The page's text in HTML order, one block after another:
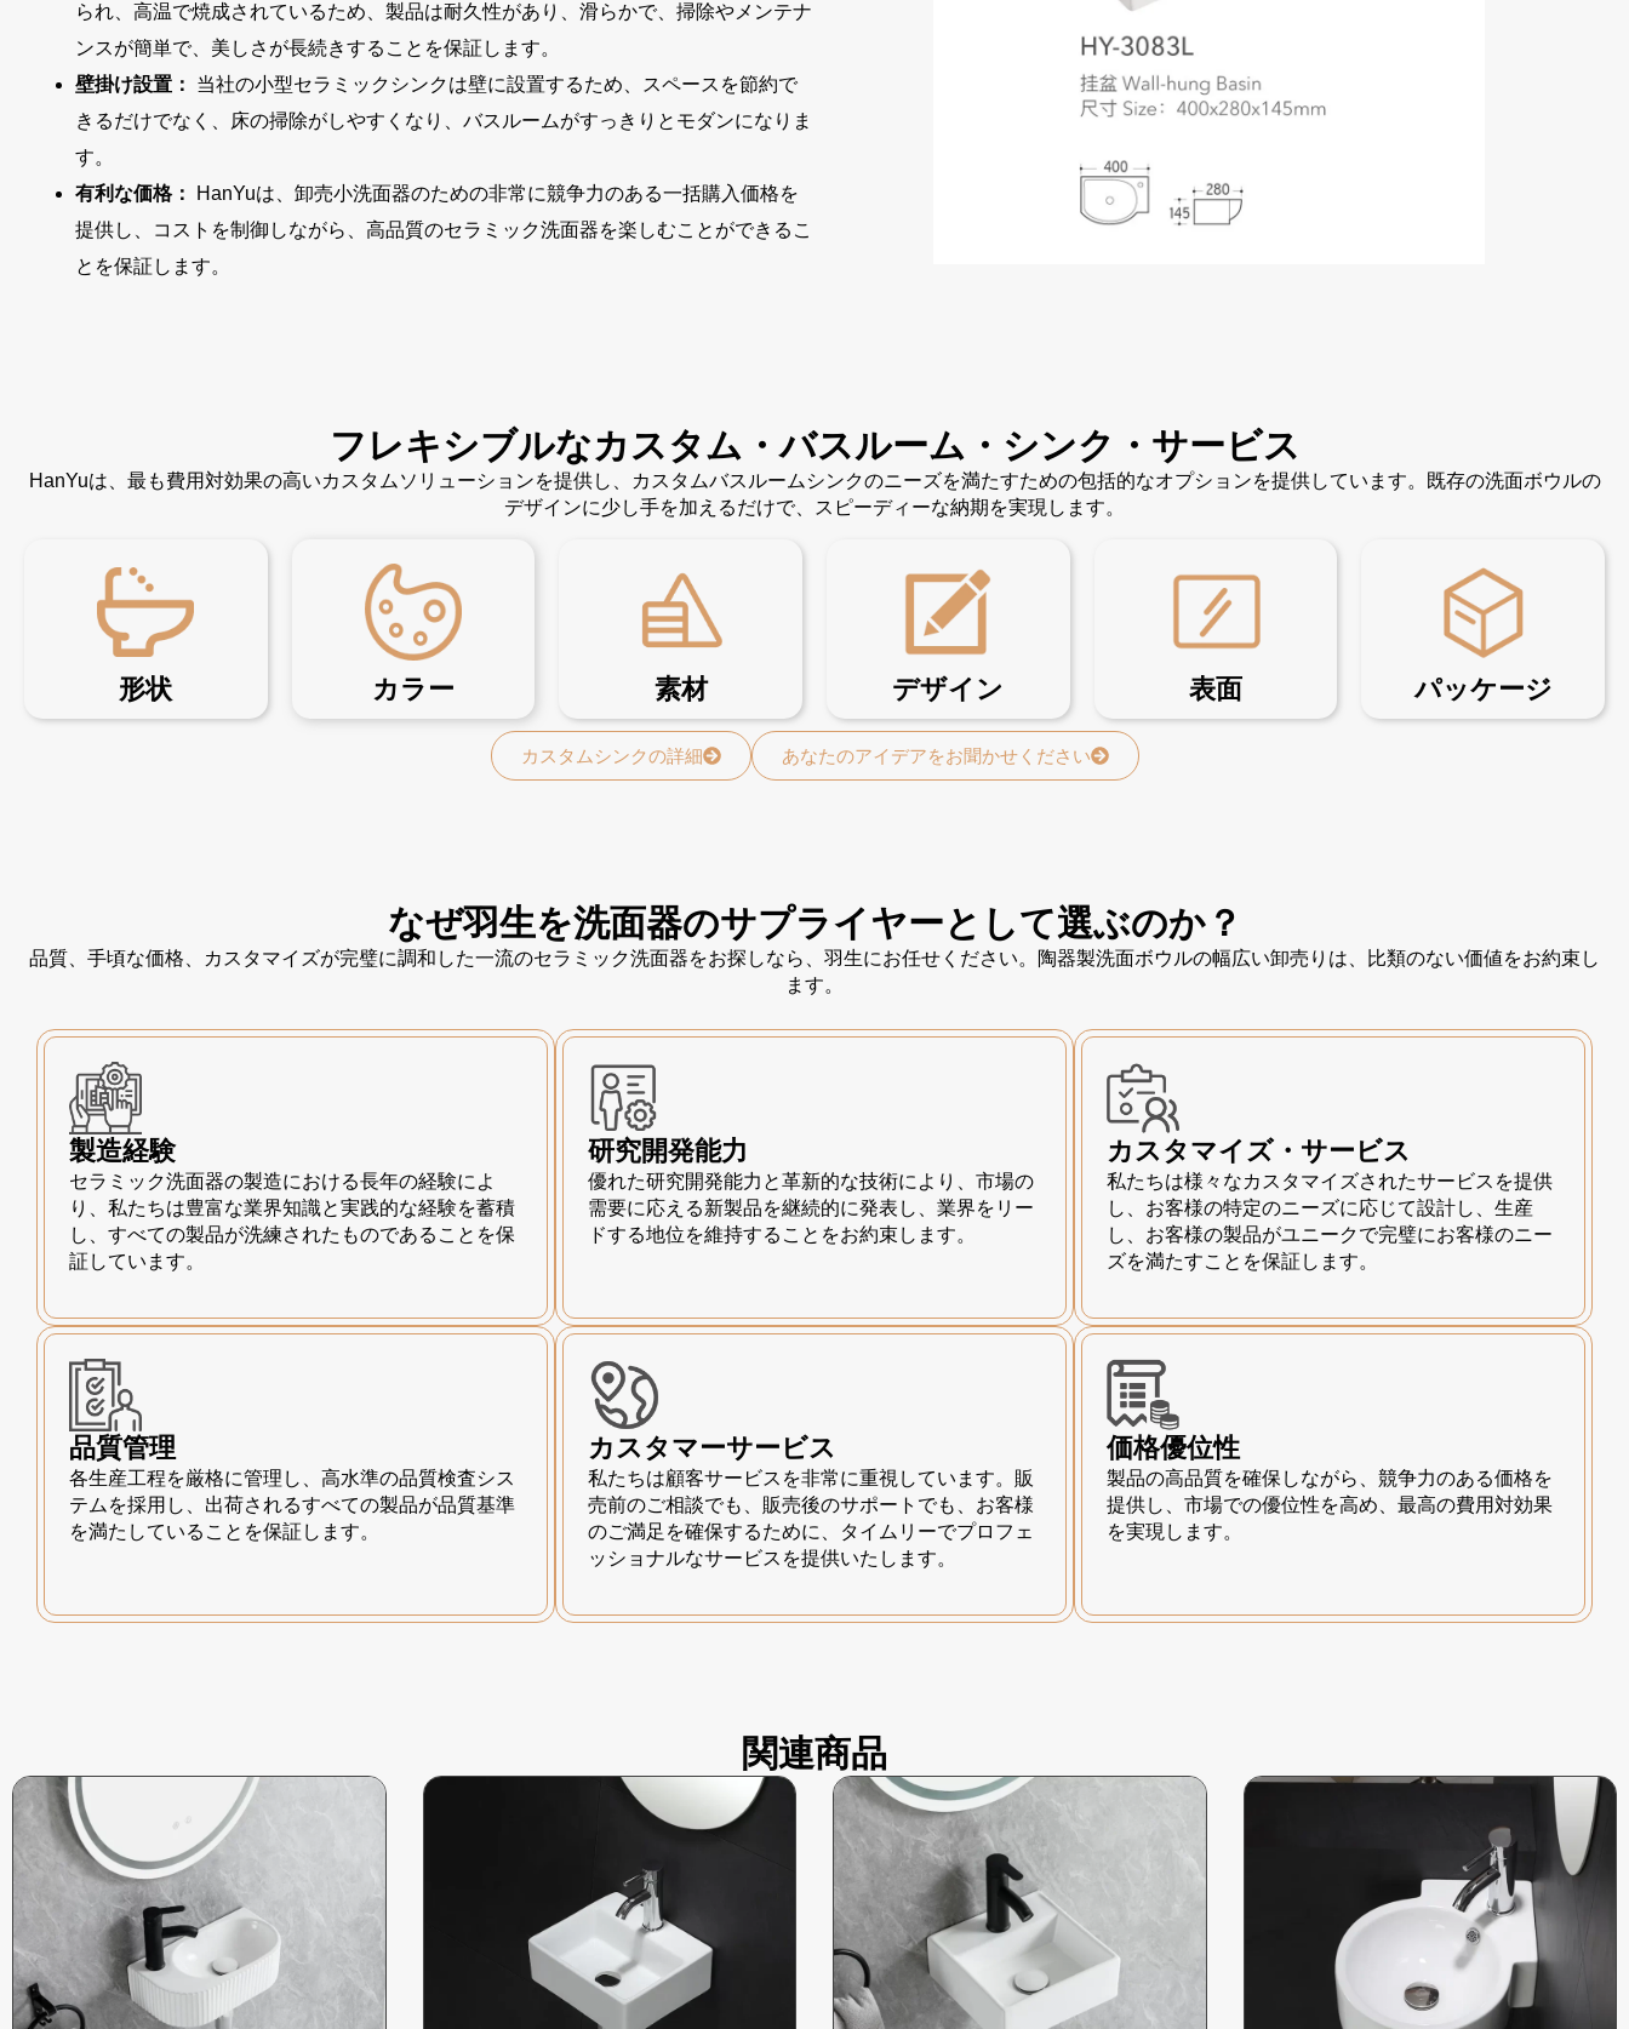
られ、高温で焼成されているため、製品は耐久性があり、滑らかで、掃除やメンテナ
ンスが簡単で、美しさが長続きすることを保証します。
壁掛け設置： 当社の小型セラミックシンクは壁に設置するため、スペースを節約で
きるだけでなく、床の掃除がしやすくなり、バスルームがすっきりとモダンになりま
す。
有利な価格：
HanYuは、卸売小洗面器のための非常に競争力のある一括購入価格を
提供し、コストを制御しながら、高品質のセラミック洗面器を楽しむことができるこ
とを保証します。
フレキシブルなカスタム・バスルーム・シンク・サービス
HanYuは、最も費用対効果の高いカスタムソリューションを提供し、カスタムバスルームシンクのニーズを満たすための包括的なオプションを提供しています。既存の洗面ボウルの
デザインに少し手を加えるだけで、スピーディーな納期を実現します。
形状 カラー 素材 デザイン 表面 パッケージ
カスタムシンクの詳細 あなたのアイデアをお聞かせください
なぜ羽生を洗面器のサプライヤーとして選ぶのか？
品質、手頃な価格、カスタマイズが完璧に調和した一流のセラミック洗面器をお探しなら、羽生にお任せください。陶器製洗面ボウルの幅広い卸売りは、比類のない価値をお約束し
ます。
製造経験
セラミック洗面器の製造における長年の経験によ
り、私たちは豊富な業界知識と実践的な経験を蓄積
し、すべての製品が洗練されたものであることを保
証しています。
研究開発能力
優れた研究開発能力と革新的な技術により、市場の
需要に応える新製品を継続的に発表し、業界をリー
ドする地位を維持することをお約束します。
カスタマイズ・サービス
私たちは様々なカスタマイズされたサービスを提供
し、お客様の特定のニーズに応じて設計し、生産
し、お客様の製品がユニークで完璧にお客様のニー
ズを満たすことを保証します。
品質管理
各生産工程を厳格に管理し、高水準の品質検査シス
テムを採用し、出荷されるすべての製品が品質基準
を満たしていることを保証します。
カスタマーサービス
私たちは顧客サービスを非常に重視しています。販
売前のご相談でも、販売後のサポートでも、お客様
のご満足を確保するために、タイムリーでプロフェ
ッショナルなサービスを提供いたします。
価格優位性
製品の高品質を確保しながら、競争力のある価格を
提供し、市場での優位性を高め、最高の費用対効果
を実現します。
関連商品